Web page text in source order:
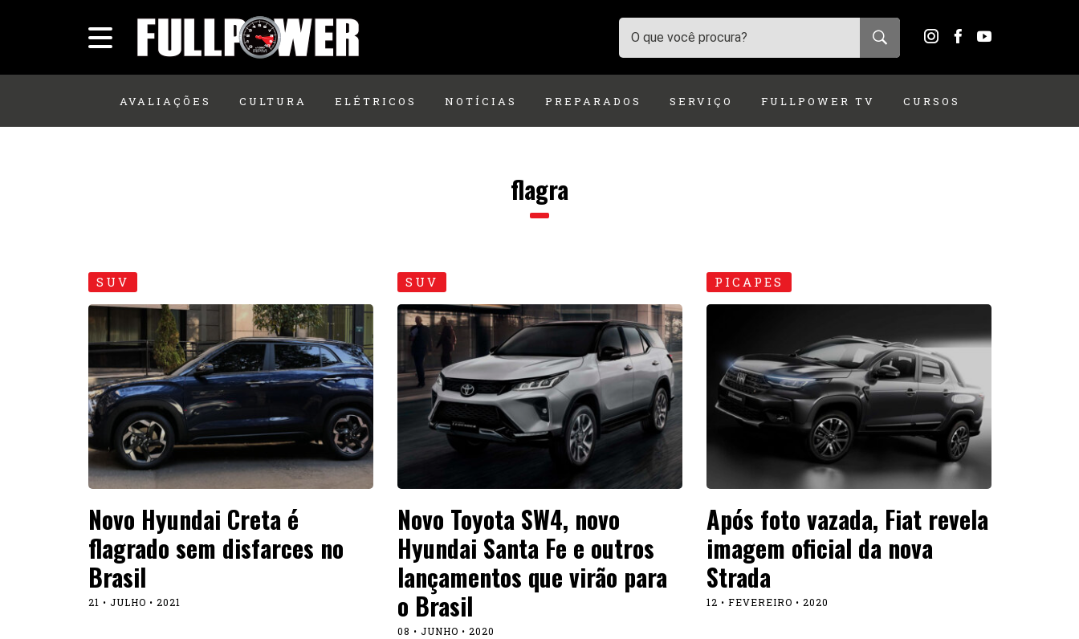
AVALIAÇÕES CULTURA ELÉTRICOS NOTÍCIAS PREPARADOS SERVIÇO FULLPOWER TV CURSOS
flagra
SUV
Novo Hyundai Creta é
flagrado sem disfarces no
Brasil
21 • JULHO • 2021
SUV
Novo Toyota SW4, novo
Hyundai Santa Fe e outros
lançamentos que virão para
o Brasil
08 • JUNHO • 2020
PICAPES
Após foto vazada, Fiat revela
imagem oficial da nova
Strada
12 • FEVEREIRO • 2020